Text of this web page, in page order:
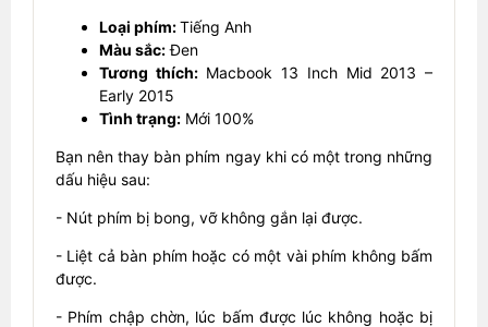
Loại phím:Tiếng Anh
Màu sắc:Đen
Tương thích:Macbook 13 Inch Mid 2013 –
Early 2015
Tình trạng: Mới 100%
Bạn nên thay bàn phím ngay khi có một trong những
dấu hiệu sau:
- Nút phím bị bong, vỡ không gắn lại được.
- Liệt cả bàn phím hoặc có một vài phím không bấm
được.
- Phím chập chờn, lúc bấm được lúc không hoặc bị